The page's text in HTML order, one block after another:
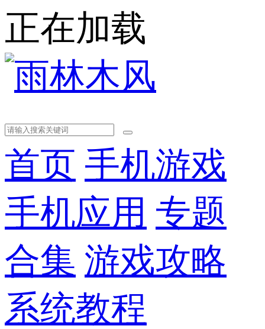
正在加载
首页 手机游戏
手机应用 专题
合集 游戏攻略
系统教程